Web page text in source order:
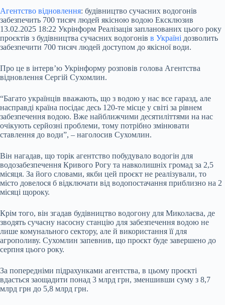
Агентство відновлення: будівництво сучасних водогонів
забезпечить 700 тисяч людей якісною водою Ексклюзив
13.02.2025 18:22 Укрінформ Реалізація запланованих цього року
проєктів з будівництва сучасних водогонів в Україні дозволить
забезпечити 700 тисяч людей доступом до якісної води.
Про це в інтерв’ю Укрінформу розповів голова Агентства
відновлення Сергій Сухомлин.
“Багато українців вважають, що з водою у нас все гаразд, але
насправді країна посідає десь 120-те місце у світі за рівнем
забезпечення водою. Вже найближчими десятиліттями на нас
очікують серйозні проблеми, тому потрібно змінювати
ставлення до води”, – наголосив Сухомлин.
Він нагадав, що торік агентство побудувало водогін для
водозабезпечення Кривого Рогу та навколишніх громад за 2,5
місяця. За його словами, якби цей проєкт не реалізували, то
місто довелося б відключати від водопостачання приблизно на 2
місяці щороку.
Крім того, він згадав будівництво водогону для Миколаєва, де
зводять сучасну насосну станцію для забезпечення водою не
лише комунального сектору, але й використання її для
агрополиву. Сухомлин запевнив, що проєкт буде завершено до
серпня цього року.
За попередніми підрахунками агентства, в цьому проєкті
вдасться заощадити понад 3 млрд грн, зменшивши суму з 8,7
млрд грн до 5,8 млрд грн.